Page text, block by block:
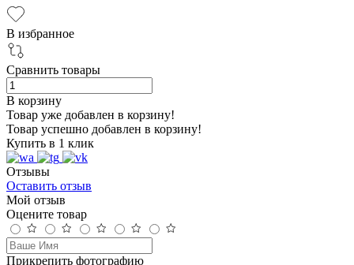
В избранное
Сравнить товары
В корзину
Товар уже добавлен в корзину!
Товар успешно добавлен в корзину!
Купить в 1 клик
Отзывы
Оставить отзыв
Мой отзыв
Оцените товар
Прикрепить фотографию